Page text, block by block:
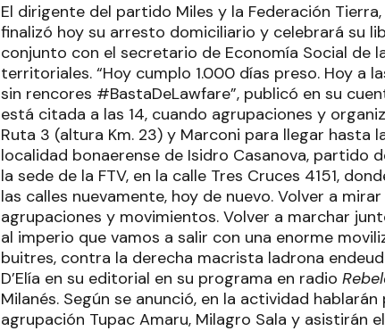
El dirigente del partido Miles y la Federación Tierra,
finalizó hoy su arresto domiciliario y celebrará su
conjunto con el secretario de Economía Social de
territoriales. “Hoy cumplo 1.000 días preso. Hoy a
sin rencores #BastaDeLawfare”, publicó en su
está citada a las 14, cuando agrupaciones y
Ruta 3 (altura Km. 23) y Marconi para llegar hasta
localidad bonaerense de Isidro Casanova, partido
la sede de la FTV, en la calle Tres Cruces 4151,
las calles nuevamente, hoy de nuevo. Volver a
agrupaciones y movimientos. Volver a marchar
al imperio que vamos a salir con una enorme
buitres, contra la derecha macrista ladrona
D’Elía en su editorial en su programa en radio
Milanés. Según se anunció, en la actividad
agrupación Tupac Amaru, Milagro Sala y asistirán